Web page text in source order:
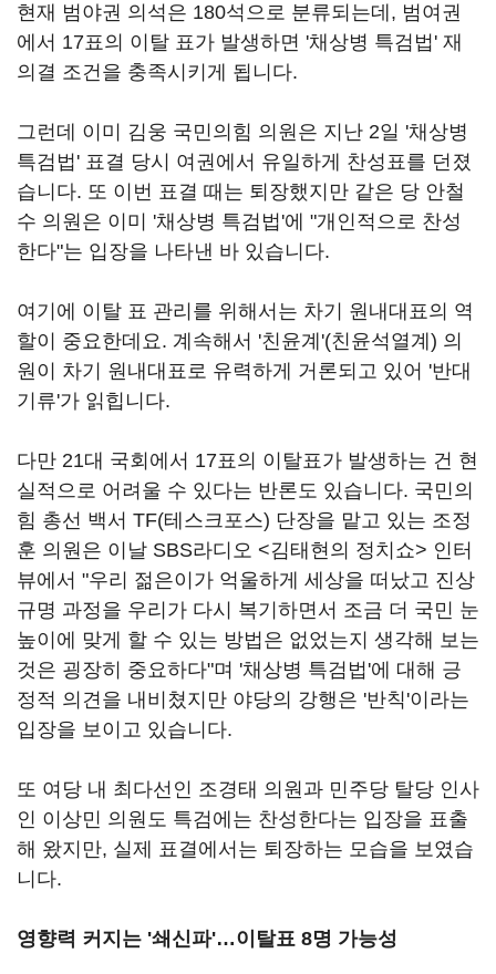
현재 범야권 의석은 180석으로 분류되는데, 범여권
에서 17표의 이탈 표가 발생하면 '채상병 특검법' 재
의결 조건을 충족시키게 됩니다.
그런데 이미 김웅 국민의힘 의원은 지난 2일 '채상병
특검법' 표결 당시 여권에서 유일하게 찬성표를 던졌
습니다. 또 이번 표결 때는 퇴장했지만 같은 당 안철
수 의원은 이미 '채상병 특검법'에 "개인적으로 찬성
한다"는 입장을 나타낸 바 있습니다.
여기에 이탈 표 관리를 위해서는 차기 원내대표의 역
할이 중요한데요. 계속해서 '친윤계'(친윤석열계) 의
원이 차기 원내대표로 유력하게 거론되고 있어 '반대
기류'가 읽힙니다.
다만 21대 국회에서 17표의 이탈표가 발생하는 건 현
실적으로 어려울 수 있다는 반론도 있습니다. 국민의
힘 총선 백서 TF(테스크포스) 단장을 맡고 있는 조정
훈 의원은 이날 SBS라디오 <김태현의 정치쇼> 인터
뷰에서 "우리 젊은이가 억울하게 세상을 떠났고 진상
규명 과정을 우리가 다시 복기하면서 조금 더 국민 눈
높이에 맞게 할 수 있는 방법은 없었는지 생각해 보는
것은 굉장히 중요하다"며 '채상병 특검법'에 대해 긍
정적 의견을 내비쳤지만 야당의 강행은 '반칙'이라는
입장을 보이고 있습니다.
또 여당 내 최다선인 조경태 의원과 민주당 탈당 인사
인 이상민 의원도 특검에는 찬성한다는 입장을 표출
해 왔지만, 실제 표결에서는 퇴장하는 모습을 보였습
니다.
영향력 커지는 '쇄신파'…이탈표 8명 가능성